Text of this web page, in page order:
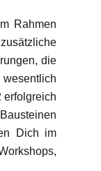
Rahmen
die
erfolgreich
Dich im